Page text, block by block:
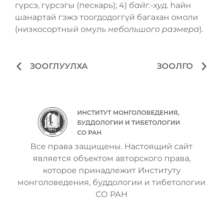
гүрсэ, гүрсэгы (пескарь); 4) байг.-худ. һайн
шанартай гэжэ тоогдодоггүй багахан омоли
(низкосортный омуль небольшого размера).
ЗООГЛУУЛХА ЗООЛГО
Все права защищены. Настоящий сайт
является объектом авторского права,
которое принадлежит Институту
монголоведения, буддологии и тибетологии
СО РАН